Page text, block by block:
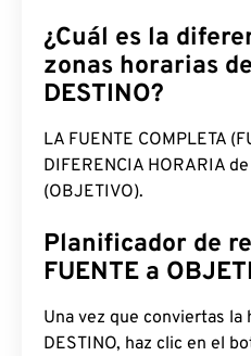
¿Cuál es la
zonas horarias
DESTINO?
LA FUENTE COMPLETA
DIFERENCIA HORARIA
(OBJETIVO).
Planificador de
FUENTE a
Una vez que conviertas la
DESTINO, haz clic en el